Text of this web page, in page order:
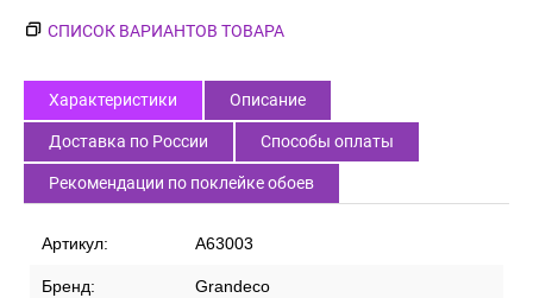
СПИСОК ВАРИАНТОВ ТОВАРА
Характеристики Описание
Доставка по России Способы оплаты
Рекомендации по поклейке обоев
Артикул: A63003
Бренд: Grandeco